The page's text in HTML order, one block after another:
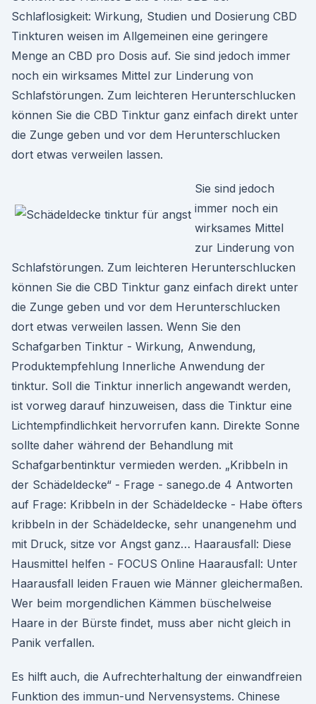
Schlaflosigkeit: Wirkung, Studien und Dosierung CBD
Tinkturen weisen im Allgemeinen eine geringere
Menge an CBD pro Dosis auf. Sie sind jedoch immer
noch ein wirksames Mittel zur Linderung von
Schlafstörungen. Zum leichteren Herunterschlucken
können Sie die CBD Tinktur ganz einfach direkt unter
die Zunge geben und vor dem Herunterschlucken
dort etwas verweilen lassen.
Sie sind jedoch
immer noch ein
wirksames Mittel
zur Linderung von
Schlafstörungen. Zum leichteren Herunterschlucken
können Sie die CBD Tinktur ganz einfach direkt unter
die Zunge geben und vor dem Herunterschlucken
dort etwas verweilen lassen. Wenn Sie den
Schafgarben Tinktur - Wirkung, Anwendung,
Produktempfehlung Innerliche Anwendung der
tinktur. Soll die Tinktur innerlich angewandt werden,
ist vorweg darauf hinzuweisen, dass die Tinktur eine
Lichtempfindlichkeit hervorrufen kann. Direkte Sonne
sollte daher während der Behandlung mit
Schafgarbentinktur vermieden werden. „Kribbeln in
der Schädeldecke“ - Frage - sanego.de 4 Antworten
auf Frage: Kribbeln in der Schädeldecke - Habe öfters
kribbeln in der Schädeldecke, sehr unangenehm und
mit Druck, sitze vor Angst ganz… Haarausfall: Diese
Hausmittel helfen - FOCUS Online Haarausfall: Unter
Haarausfall leiden Frauen wie Männer gleichermaßen.
Wer beim morgendlichen Kämmen büschelweise
Haare in der Bürste findet, muss aber nicht gleich in
Panik verfallen.
Es hilft auch, die Aufrechterhaltung der einwandfreien
Funktion des immun-und Nervensystems. Chinese